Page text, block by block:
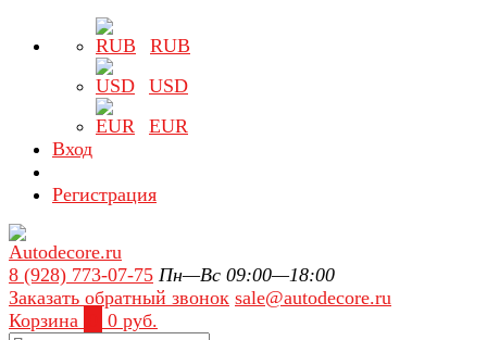
RUB
USD
EUR
Вход
Регистрация
8 (928) 773-07-75 Пн—Вс 09:00—18:00
Заказать обратный звонок sale@autodecore.ru
Корзина
0 руб.